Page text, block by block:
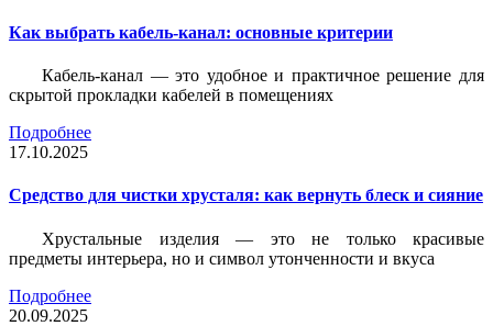
Как выбрать кабель-канал: основные критерии
Кабель-канал — это удобное и практичное решение для
скрытой прокладки кабелей в помещениях
Подробнее
17.10.2025
Средство для чистки хрусталя: как вернуть блеск и сияние
Хрустальные изделия — это не только красивые
предметы интерьера, но и символ утонченности и вкуса
Подробнее
20.09.2025